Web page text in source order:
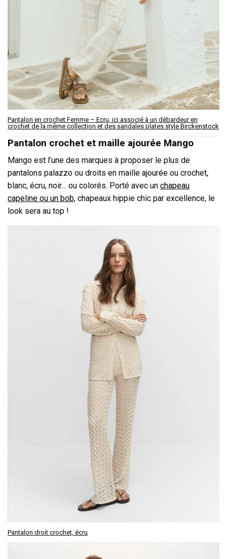
Pantalon en crochet Femme – Ecru, ici associé à un débardeur en
crochet de la même collection et des sandales plates style Birckenstock
Pantalon crochet et maille ajourée Mango
Mango est l’une des marques à proposer le plus de
pantalons palazzo ou droits en maille ajourée ou crochet,
blanc, écru, noir… ou colorés. Porté avec unchapeau
capeline ou un bob, chapeaux hippie chic par excellence, le
look sera au top !
Pantalon droit crochet, écru